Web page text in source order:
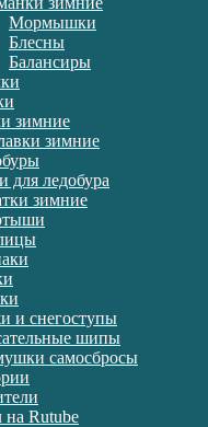
Мормышки
Блесны
Балансиры
зимние
зимние
для ледобура
зимние
и снегоступы
шипы
самосбросы
Rutube